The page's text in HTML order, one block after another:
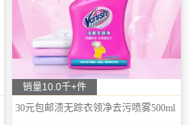
销量10.0千+件
30元包邮渍无踪衣领净去污喷雾500ml